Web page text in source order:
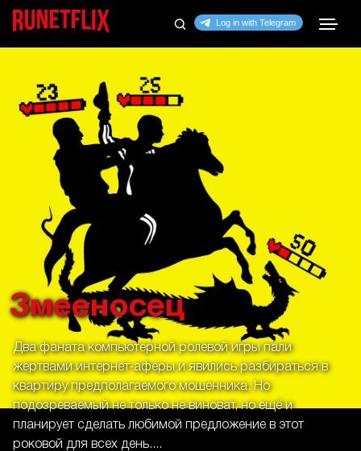
Змееносец
Два фаната компьютерной ролевой игры пали
жертвами интернет-аферы и явились разбираться в
квартиру предполагаемого мошенника. Но
подозреваемый не только не виноват, но ещё и
планирует сделать любимой предложение в этот
роковой для всех день....